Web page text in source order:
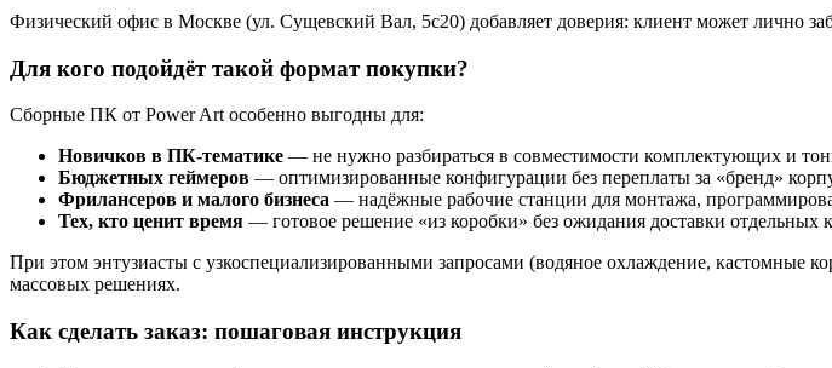
Физический офис в Москве (ул. Сущевский Вал, 5с20) добавляет доверия: клиент может лично
Для кого подойдёт такой формат покупки?
Сборные ПК от Power Art особенно выгодны для:
Новичков в ПК-тематике — не нужно разбираться в совместимости комплектующих и
Бюджетных геймеров — оптимизированные конфигурации без переплаты за «бренд»
Фрилансеров и малого бизнеса — надёжные рабочие станции для монтажа,
Тех, кто ценит время — готовое решение «из коробки» без ожидания доставки отдельных
При этом энтузиасты с узкоспециализированными запросами (водяное охлаждение, кастомные
массовых решениях.
Как сделать заказ: пошаговая инструкция